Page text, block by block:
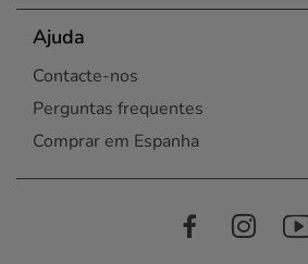
Ajuda
Contacte-nos
Perguntas frequentes
Comprar em Espanha